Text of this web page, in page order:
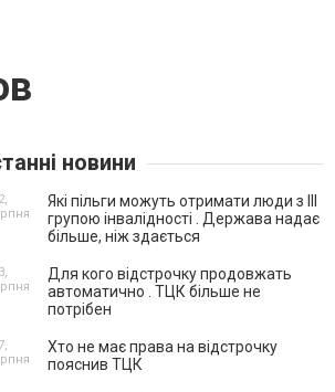
новини
Які пільги можуть отримати люди з III
групою інвалідності . Держава надає
більше, ніж здається
Для кого відстрочку продовжать
автоматично . ТЦК більше не
потрібен
Хто не має права на відстрочку
пояснив ТЦК